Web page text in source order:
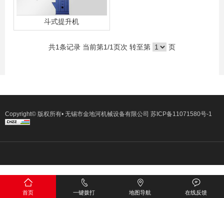
斗式提升机
共1条记录 当前第1/1页次 转至第 页
Copyright© 版权所有• 无锡市金地河机械设备有限公司 苏ICP备11071580号-1
首页 一键拨打 地图导航 在线反馈